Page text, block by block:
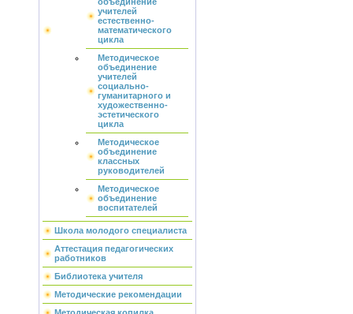
учителей
естественно-
математического
цикла
Методическое
объединение
учителей
социально-
гуманитарного и
художественно-
эстетического
цикла
Методическое
объединение
классных
руководителей
Методическое
объединение
воспитателей
Школа молодого специалиста
Аттестация педагогических
работников
Библиотека учителя
Методические рекомендации